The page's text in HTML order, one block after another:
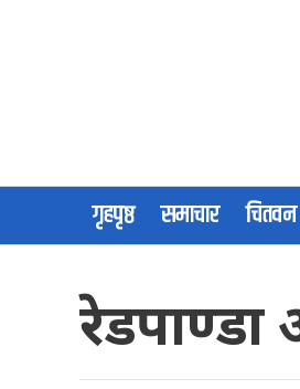
गृहपृष्ठ समाचार
रेडपाण्डा